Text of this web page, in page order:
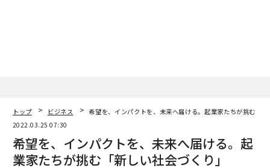
トップ ビジネス
希望を、インパクトを、未来へ届ける。起業家たちが挑む「
2022.03.25 07:30
希望を、インパクトを、未来へ届ける。起
業家たちが挑む「新しい社会づくり」